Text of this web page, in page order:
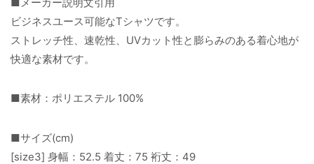
ビジネスユース可能なTシャツです。
ストレッチ性、速乾性、UVカット性と膨らみのある着心地が
快適な素材です。
■素材：ポリエステル 100%
■サイズ(cm)
[size3] 身幅：52.5 着丈：75 裄丈：49